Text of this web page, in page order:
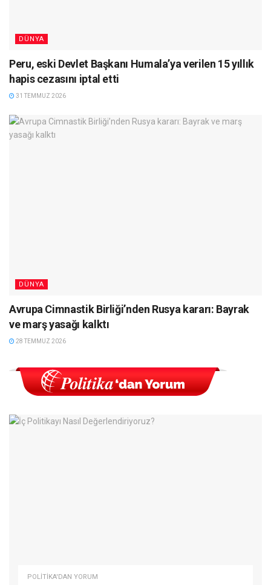
DÜNYA
Peru, eski Devlet Başkanı Humala’ya verilen 15 yıllık
hapis cezasını iptal etti
31 TEMMUZ 2026
DÜNYA
Avrupa Cimnastik Birliği’nden Rusya kararı: Bayrak
ve marş yasağı kalktı
28 TEMMUZ 2026
POLITIKA'DAN YORUM